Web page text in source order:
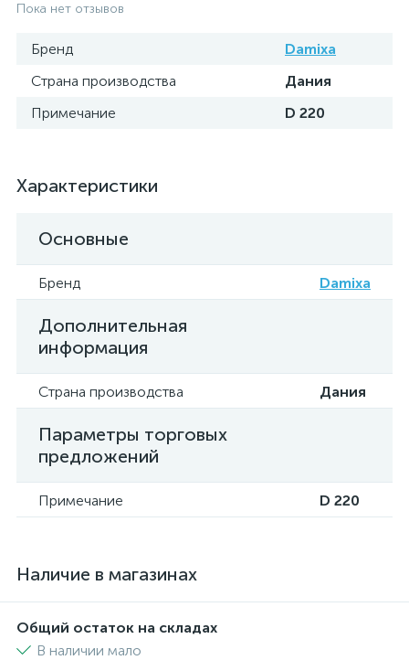
Пока нет отзывов
Бренд
Damixa
Страна производства
Дания
Примечание
D 220
Характеристики
Основные
Бренд Damixa
Дополнительная
информация
Страна производства Дания
Параметры торговых
предложений
Примечание D 220
Наличие в магазинах
Общий остаток на складах
В наличии мало